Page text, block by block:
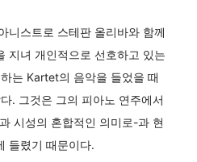
니스트로 스테판 올리바와 함께
지녀 개인적으로 선호하고 있는
는 Kartet의 음악을 들었을 때
. 그것은 그의 피아노 연주에서
시성의 혼합적인 의미로-과 현
들렸기 때문이다.